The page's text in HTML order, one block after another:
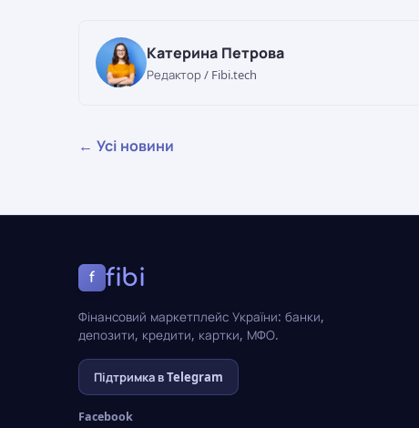
Катерина Петрова
Редактор / Fibi.tech
← Усі новини
f fibi
Фінансовий маркетплейс України: банки,
депозити, кредити, картки, МФО.
Підтримка в Telegram
Facebook